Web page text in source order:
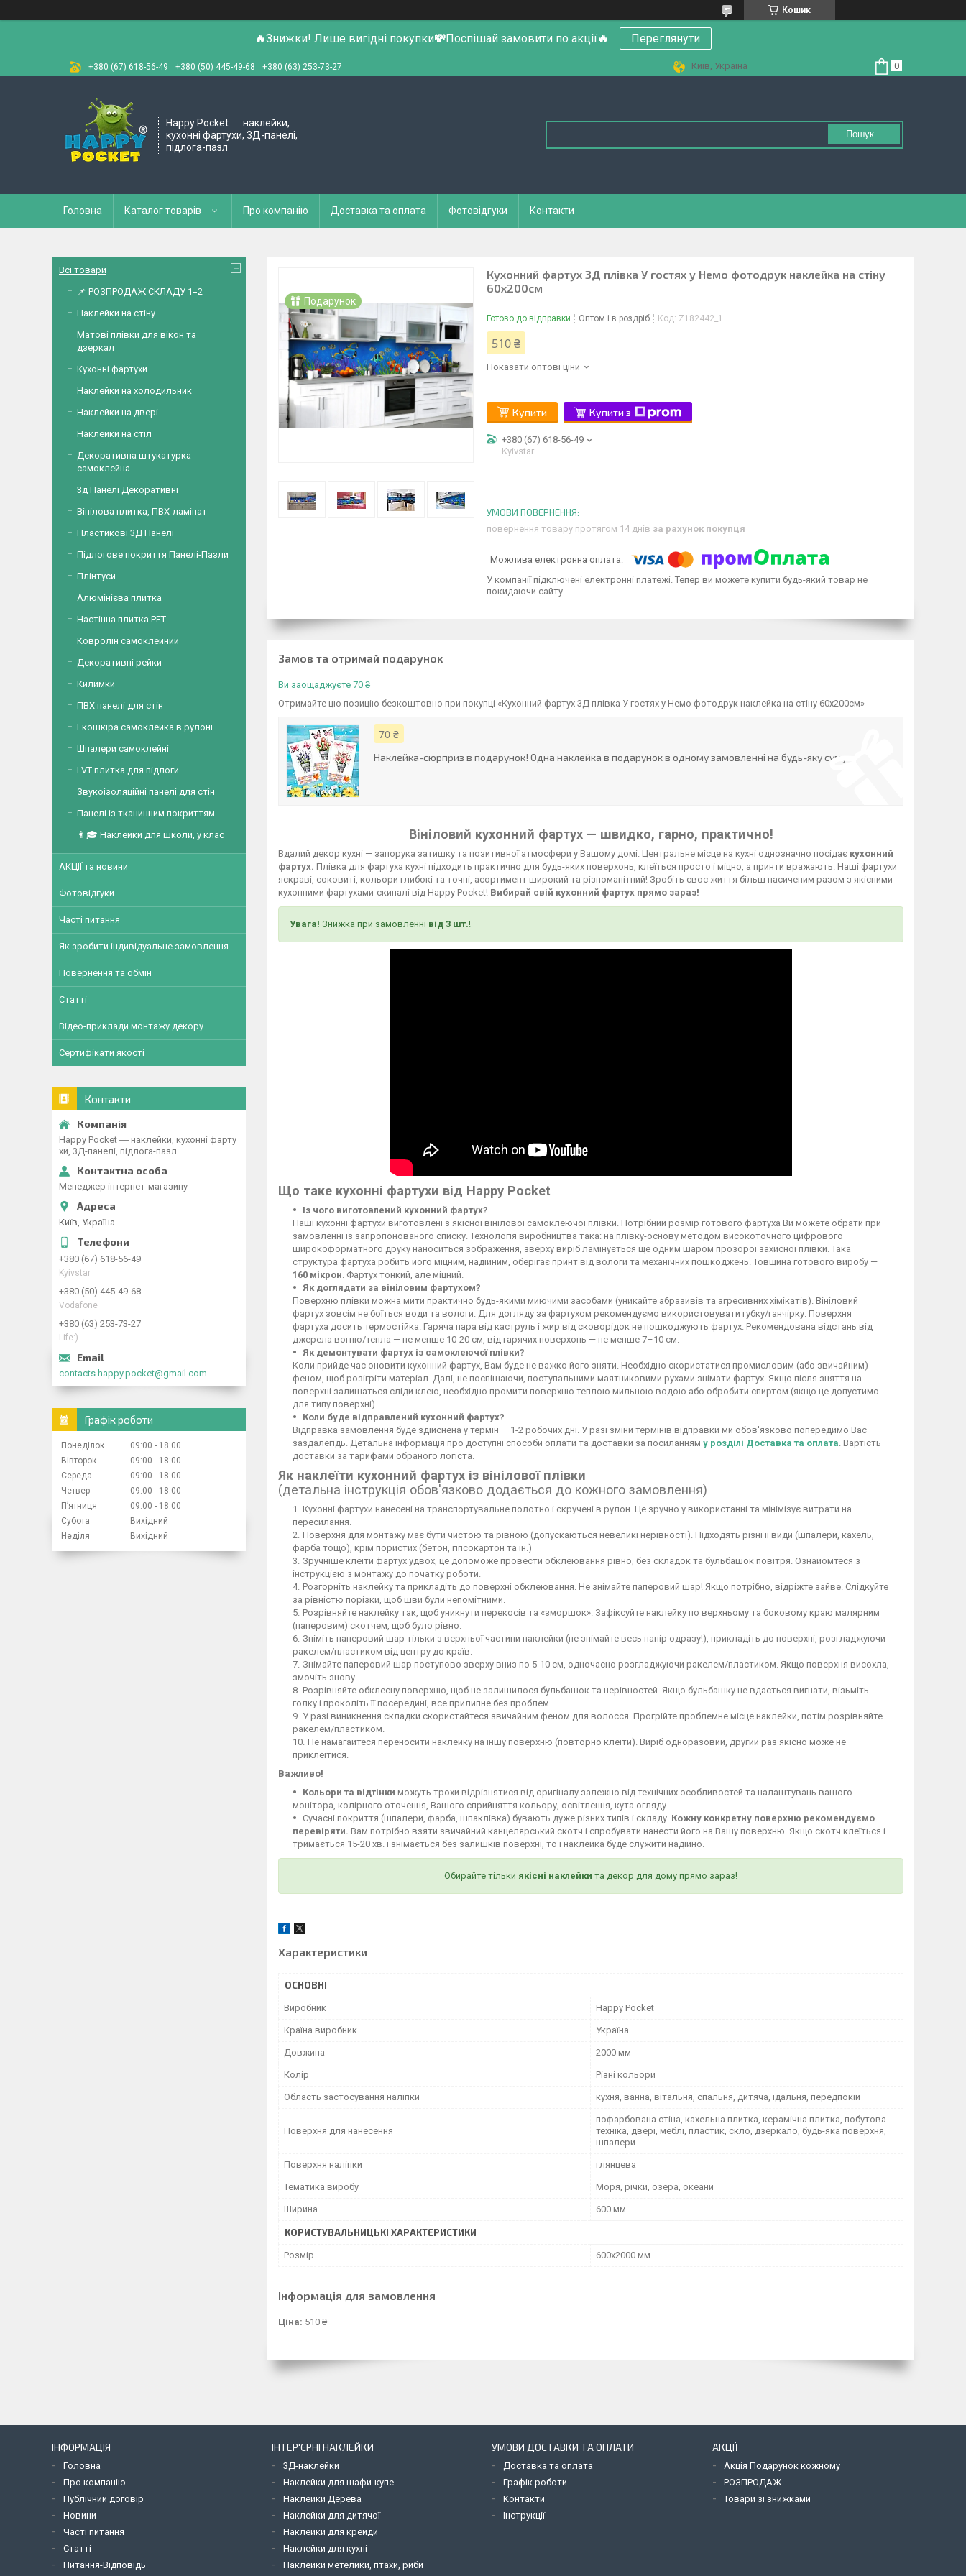
Кошик
🔥Знижки! Лише вигідні покупки💸Поспішай замовити по акції🔥 Переглянути
+380 (67) 618-56-49 +380 (50) 445-49-68 +380 (63) 253-73-27 Київ, Україна
Happy Pocket ― наклейки,
кухонні фартухи, 3Д-панелі,
підлога-пазл
Пошук...
Головна Каталог товарів Про компанію Доставка та оплата Фотовідгуки Контакти
Подарунок
Кухонний фартух 3Д плівка У гостях у Немо фотодрук наклейка на стіну
60х200см
Готово до відправки Оптом і в роздріб Код: Z182442_1
510 ₴
Показати оптові ціни
Купити Купити з
+380 (67) 618-56-49
Kyivstar
повернення товару протягом 14 днів за рахунок покупця
У компанії підключені електронні платежі. Тепер ви можете купити будь-який товар не
покидаючи сайту.
Замов та отримай подарунок
Ви заощаджуєте 70 ₴
Отримайте цю позицію безкоштовно при покупці «Кухонний фартух 3Д плівка У гостях у Немо фотодрук наклейка на стіну 60х200см»
70 ₴
Наклейка-сюрприз в подарунок! Одна наклейка в подарунок в одному замовленні на будь-яку суму
Вініловий кухонний фартух — швидко, гарно, практично!
Вдалий декор кухні — запорука затишку та позитивної атмосфери у Вашому домі. Центральне місце на кухні однозначно посідає кухонний
фартух. Плівка для фартуха кухні підходить практично для будь-яких поверхонь, клеїться просто і міцно, а принти вражають. Наші фартухи
яскраві, соковиті, кольори глибокі та точні, асортимент широкий та різноманітний! Зробіть своє життя більш насиченим разом з якісними
кухонними фартухами-скиналі від Happy Pocket! Вибирай свій кухонний фартух прямо зараз!
Увага! Знижка при замовленні від 3 шт.!
Що таке кухонні фартухи від Happy Pocket
Із чого виготовлений кухонний фартух?
Наші кухонні фартухи виготовлені з якісної вінілової самоклеючої плівки. Потрібний розмір готового фартуха Ви можете обрати при
замовленні із запропонованого списку. Технологія виробництва така: на плівку-основу методом високоточного цифрового
широкоформатного друку наноситься зображення, зверху виріб ламінується ще одним шаром прозорої захисної плівки. Така
структура фартуха робить його міцним, надійним, оберігає принт від вологи та механічних пошкоджень. Товщина готового виробу —
160 мікрон . Фартух тонкий, але міцний.
Як доглядати за вініловим фартухом?
Поверхню плівки можна мити практично будь-якими миючими засобами (уникайте абразивів та агресивних хімікатів). Вініловий
фартух зовсім не боїться води та вологи. Для догляду за фартухом рекомендуємо використовувати губку/ганчірку. Поверхня
фартуха досить термостійка. Гаряча пара від каструль і жир від сковорідок не пошкоджують фартух. Рекомендована відстань від
джерела вогню/тепла — не менше 10-20 см, від гарячих поверхонь — не менше 7–10 см.
Як демонтувати фартух із самоклеючої плівки?
Коли прийде час оновити кухонний фартух, Вам буде не важко його зняти. Необхідно скористатися промисловим (або звичайним)
феном, щоб розігріти матеріал. Далі, не поспішаючи, поступальними маятниковими рухами знімати фартух. Якщо після зняття на
поверхні залишаться сліди клею, необхідно промити поверхню теплою мильною водою або обробити спиртом (якщо це допустимо
для типу поверхні).
Коли буде відправлений кухонний фартух?
Відправка замовлення буде здійснена у термін — 1-2 робочих дні. У разі зміни термінів відправки ми обов'язково попередимо Вас
заздалегідь. Детальна інформація про доступні способи оплати та доставки за посиланням у розділі Доставка та оплата . Вартість
доставки за тарифами обраного логіста.
Як наклеїти кухонний фартух із вінілової плівки
(детальна інструкція обов'язково додається до кожного замовлення)
Кухонні фартухи нанесені на транспортувальне полотно і скручені в рулон. Це зручно у використанні та мінімізує витрати на
пересилання.
Поверхня для монтажу має бути чистою та рівною (допускаються невеликі нерівності). Підходять різні її види (шпалери, кахель,
фарба тощо), крім пористих (бетон, гіпсокартон та ін.)
Зручніше клеїти фартух удвох, це допоможе провести обклеювання рівно, без складок та бульбашок повітря. Ознайомтеся з
інструкцією з монтажу до початку роботи.
Розгорніть наклейку та прикладіть до поверхні обклеювання. Не знімайте паперовий шар! Якщо потрібно, відріжте зайве. Слідкуйте
за рівністю порізки, щоб шви були непомітними.
Розрівняйте наклейку так, щоб уникнути перекосів та «зморшок». Зафіксуйте наклейку по верхньому та боковому краю малярним
(паперовим) скотчем, щоб було рівно.
Зніміть паперовий шар тільки з верхньої частини наклейки (не знімайте весь папір одразу!), прикладіть до поверхні, розгладжуючи
ракелем/пластиком від центру до країв.
Знімайте паперовий шар поступово зверху вниз по 5-10 см, одночасно розгладжуючи ракелем/пластиком. Якщо поверхня висохла,
змочіть знову.
Розрівняйте обклеєну поверхню, щоб не залишилося бульбашок та нерівностей. Якщо бульбашку не вдається вигнати, візьміть
голку і проколіть її посередині, все прилипне без проблем.
У разі виникнення складки скористайтеся звичайним феном для волосся. Прогрійте проблемне місце наклейки, потім розрівняйте
ракелем/пластиком.
Не намагайтеся переносити наклейку на іншу поверхню (повторно клеїти). Виріб одноразовий, другий раз якісно може не
приклеїтися.
Важливо!
Кольори та відтінки можуть трохи відрізнятися від оригіналу залежно від технічних особливостей та налаштувань вашого
монітора, колірного оточення, Вашого сприйняття кольору, освітлення, кута огляду.
Сучасні покриття (шпалери, фарба, шпаклівка) бувають дуже різних типів і складу. Кожну конкретну поверхню рекомендуємо
перевіряти. Вам потрібно взяти звичайний канцелярський скотч і спробувати нанести його на Вашу поверхню. Якщо скотч клеїться і
тримається 15-20 хв. і знімається без залишків поверхні, то і наклейка буде служити надійно.
Обирайте тільки якісні наклейки та декор для дому прямо зараз!
Характеристики
ОСНОВНІ
Виробник Happy Pocket
Країна виробник Україна
Довжина 2000 мм
Колір Різні кольори
Область застосування наліпки кухня, ванна, вітальня, спальня, дитяча, їдальня, передпокій
Поверхня для нанесення
пофарбована стіна, кахельна плитка, керамічна плитка, побутова
техніка, двері, меблі, пластик, скло, дзеркало, будь-яка поверхня,
шпалери
Поверхня наліпки глянцева
Тематика виробу Моря, річки, озера, океани
Ширина 600 мм
КОРИСТУВАЛЬНИЦЬКІ ХАРАКТЕРИСТИКИ
Розмір 600х2000 мм
Інформація для замовлення
Ціна: 510 ₴
Всі товари
📌 РОЗПРОДАЖ СКЛАДУ 1=2
Наклейки на стіну
Матові плівки для вікон та
дзеркал
Кухонні фартухи
Наклейки на холодильник
Наклейки на двері
Наклейки на стіл
Декоративна штукатурка
самоклейна
3д Панелі Декоративні
Вінілова плитка, ПВХ-ламінат
Пластикові 3Д Панелі
Підлогове покриття Панелі-Пазли
Плінтуси
Алюмінієва плитка
Настінна плитка PET
Ковролін самоклейний
Декоративні рейки
Килимки
ПВХ панелі для стін
Екошкіра самоклейка в рулоні
Шпалери самоклейні
LVT плитка для підлоги
Звукоізоляційні панелі для стін
Панелі із тканинним покриттям
👨🎓 Наклейки для школи, у клас
АКЦІЇ та новини
Фотовідгуки
Часті питання
Як зробити індивідуальне замовлення
Повернення та обмін
Статті
Відео-приклади монтажу декору
Сертифікати якості
Контакти
Happy Pocket ― наклейки, кухонні фарту
хи, 3Д-панелі, підлога-пазл
Менеджер інтернет-магазину
Київ, Україна
+380 (67) 618-56-49
Kyivstar
+380 (50) 445-49-68
Vodafone
+380 (63) 253-73-27
Life:)
contacts.happy.pocket@gmail.com
Графік роботи
Понеділок 09:00
18:00
Вівторок
09:00
18:00
Середа
09:00
18:00
Четвер
09:00
18:00
Пʼятниця
09:00
18:00
Субота
Вихідний
Неділя
Вихідний
ІНФОРМАЦІЯ
Головна
Про компанію
Публічний договір
Новини
Часті питання
Статті
Питання-Відповідь
ІНТЕР'ЄРНІ НАКЛЕЙКИ
3Д-наклейки
Наклейки для шафи-купе
Наклейки Дерева
Наклейки для дитячої
Наклейки для крейди
Наклейки для кухні
Наклейки метелики, птахи, риби
УМОВИ ДОСТАВКИ ТА ОПЛАТИ
Доставка та оплата
Графік роботи
Контакти
Інструкції
АКЦІЇ
Акція Подарунок кожному
РОЗПРОДАЖ
Товари зі знижками